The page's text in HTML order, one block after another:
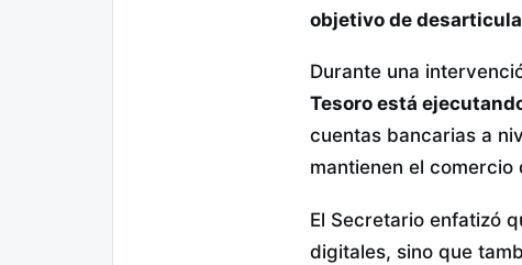
objetivo de
Durante una
Tesoro está
cuentas bancarias a
mantienen el
El Secretario enfatizó
digitales, sino que